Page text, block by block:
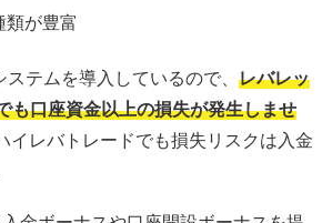
類が豊富
テムを導入しているので、 レバレッ
口座資金以上の損失が発生しませ
イレバトレードでも損失リスクは入金